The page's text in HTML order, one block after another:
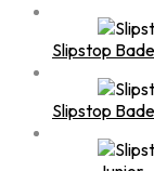
Slipstop
Slipstop